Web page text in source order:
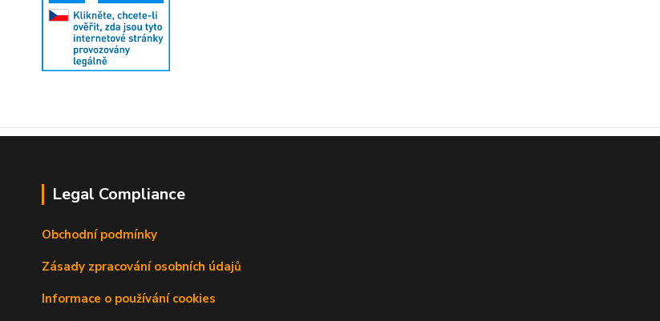
Legal Compliance
Obchodní podmínky
Zásady zpracování osobních údajů
Informace o používání cookies